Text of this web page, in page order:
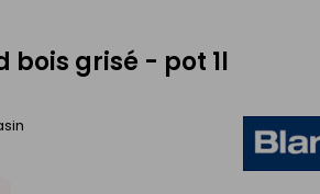
bois grisé - pot 1l